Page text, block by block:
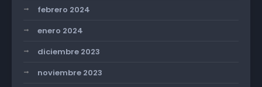
febrero 2024
enero 2024
diciembre 2023
noviembre 2023